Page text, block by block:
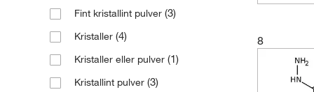
206.008
212.205
(2)
214.65
216.04
Fint kristallint pulver (3)
Kristaller (4)
Kristaller eller pulver (1)
Kristallint pulver (3)
8